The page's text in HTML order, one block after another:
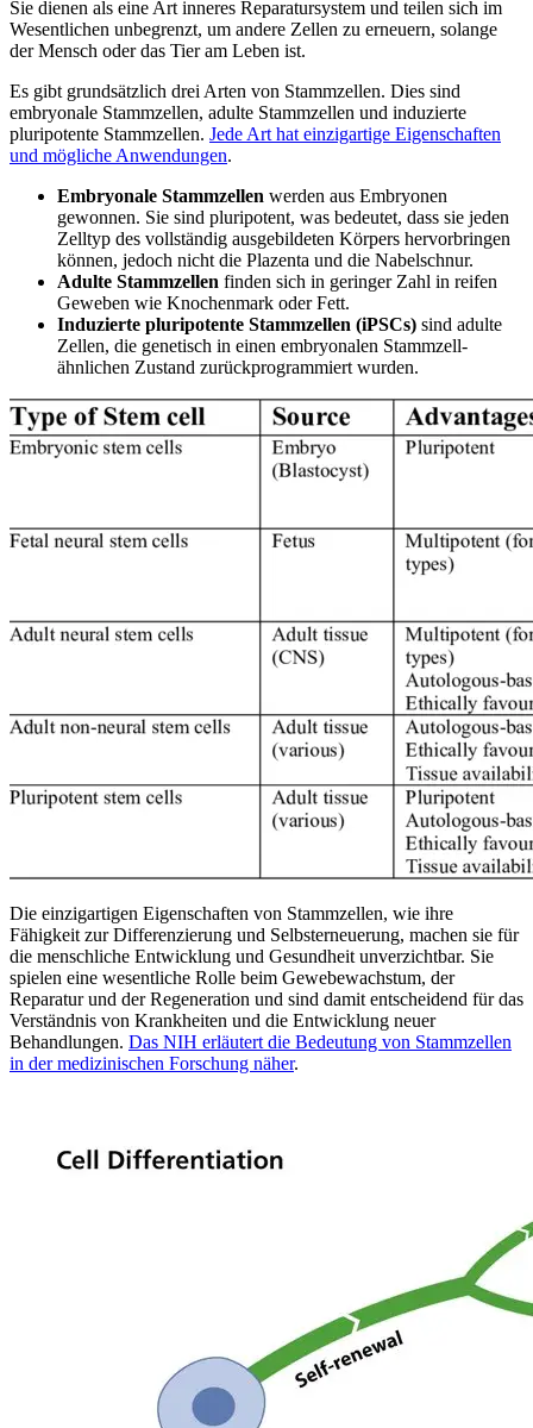
Sie dienen als eine Art inneres Reparatursystem und teilen sich im
Wesentlichen unbegrenzt, um andere Zellen zu erneuern, solange
der Mensch oder das Tier am Leben ist.
Es gibt grundsätzlich drei Arten von Stammzellen. Dies sind
embryonale Stammzellen, adulte Stammzellen und induzierte
pluripotente Stammzellen. Jede Art hat einzigartige Eigenschaften
und mögliche Anwendungen.
Embryonale Stammzellen werden aus Embryonen
gewonnen. Sie sind pluripotent, was bedeutet, dass sie jeden
Zelltyp des vollständig ausgebildeten Körpers hervorbringen
können, jedoch nicht die Plazenta und die Nabelschnur.
Adulte Stammzellen finden sich in geringer Zahl in reifen
Geweben wie Knochenmark oder Fett.
Induzierte pluripotente Stammzellen (iPSCs) sind adulte
Zellen, die genetisch in einen embryonalen Stammzell-
ähnlichen Zustand zurückprogrammiert wurden.
Die einzigartigen Eigenschaften von Stammzellen, wie ihre
Fähigkeit zur Differenzierung und Selbsterneuerung, machen sie für
die menschliche Entwicklung und Gesundheit unverzichtbar. Sie
spielen eine wesentliche Rolle beim Gewebewachstum, der
Reparatur und der Regeneration und sind damit entscheidend für das
Verständnis von Krankheiten und die Entwicklung neuer
Behandlungen. Das NIH erläutert die Bedeutung von Stammzellen
in der medizinischen Forschung näher.